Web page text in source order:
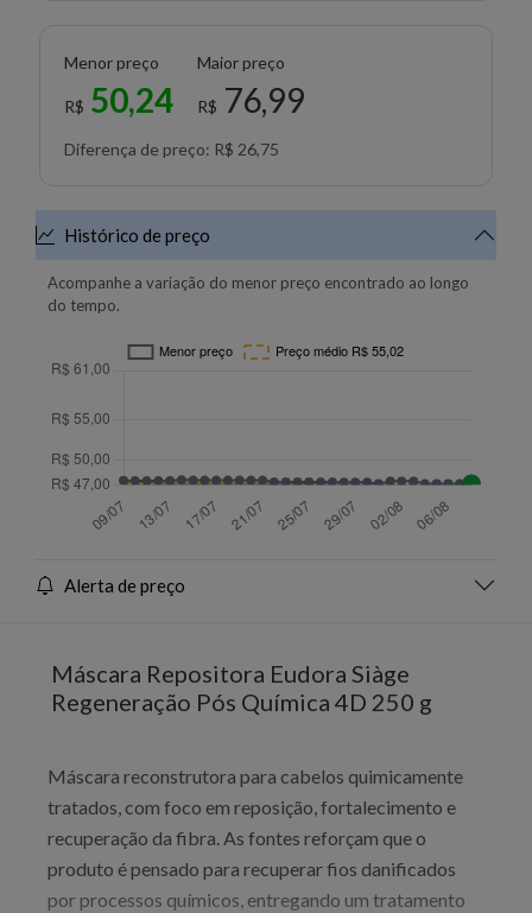
Menor preço
R$ 50,24
Maior preço
R$ 76,99
Diferença de preço: R$ 26,75
Histórico de preço
Acompanhe a variação do menor preço encontrado ao longo
do tempo.
Alerta de preço
Máscara Repositora Eudora Siàge
Regeneração Pós Química 4D 250 g
Máscara reconstrutora para cabelos quimicamente
tratados, com foco em reposição, fortalecimento e
recuperação da fibra. As fontes reforçam que o
produto é pensado para recuperar fios danificados
por processos químicos, entregando um tratamento